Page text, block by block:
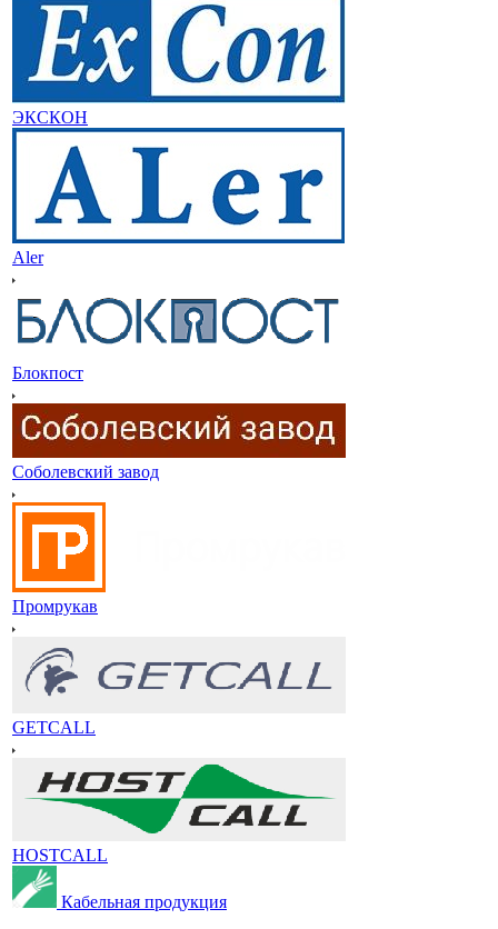
ЭКСКОН
Aler
Блокпост
Соболевский завод
Промрукав
GETCALL
HOSTCALL
Кабельная продукция